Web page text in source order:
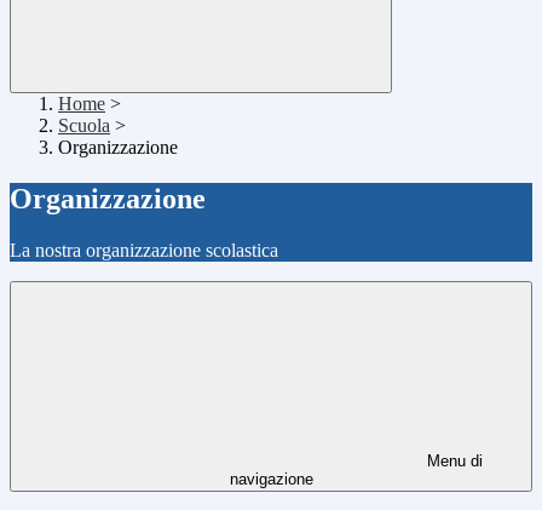
Home >
Scuola >
Organizzazione
Organizzazione
La nostra organizzazione scolastica
Menu di
navigazione